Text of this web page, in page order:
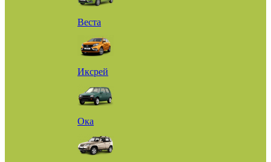
Веста
Иксрей
Ока